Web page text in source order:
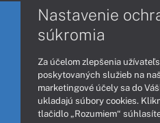
Nastavenie
súkromia
Za účelom zlepšenia
poskytovaných služieb na
marketingové účely sa do
ukladajú súbory cookies.
tlačidlo „Rozumiem“